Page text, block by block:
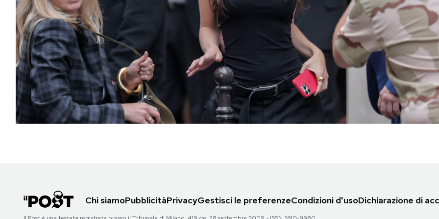
PODCAST
NEWSLETTER
I MIEI PREFERITI
SHOP
Area PersonaleChi siamoPubblicitàPrivacyGestisci le preferenzeCondizioni d'usoDichiarazione di